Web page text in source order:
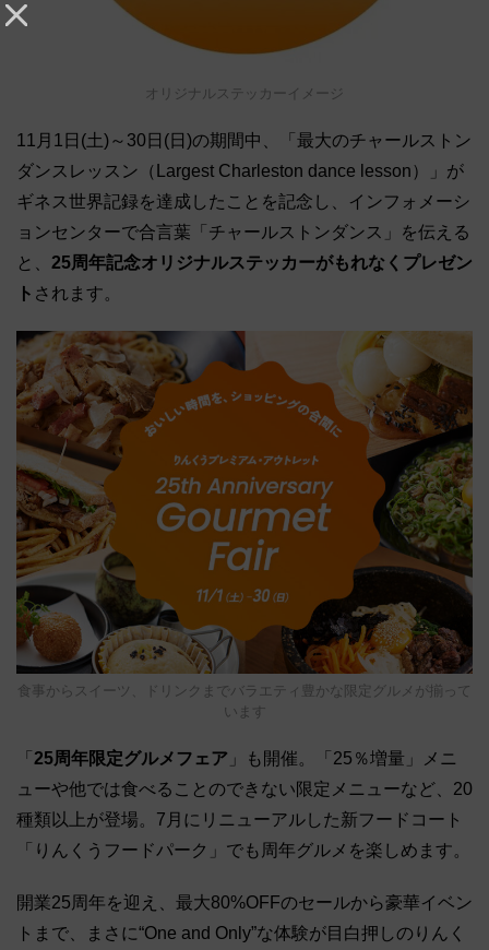
オリジナルステッカーイメージ
11月1日(土)～30日(日)の期間中、「最大のチャールストン
ダンスレッスン（Largest Charleston dance lesson）」が
ギネス世界記録を達成したことを記念し、インフォメーシ
ョンセンターで合言葉「チャールストンダンス」を伝える
と、 25周年記念オリジナルステッカーがもれなくプレゼン
ト されます。
食事からスイーツ、ドリンクまでバラエティ豊かな限定グルメが揃って
います
「 25周年限定グルメフェア 」も開催。「25％増量」メニ
ューや他では食べることのできない限定メニューなど、20
種類以上が登場。7月にリニューアルした新フードコート
「りんくうフードパーク」でも周年グルメを楽しめます。
開業25周年を迎え、最大80%OFFのセールから豪華イベン
トまで、まさに“One and Only”な体験が目白押しのりんく